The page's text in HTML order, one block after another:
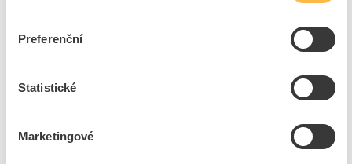
Preferenční
Statistické
Marketingové
do košíku
7 ks